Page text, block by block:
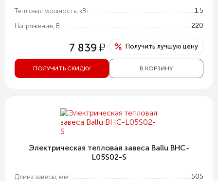
Тепловая мощность, кВт 1.5
Напряжение, В 220
7 839 у Получить лучшую цену
ПОЛУЧИТЬ СКИДКУ В КОРЗИНУ
Электрическая тепловая завеса Ballu BHC-
L05S02-S
Длина завесы, мм 505